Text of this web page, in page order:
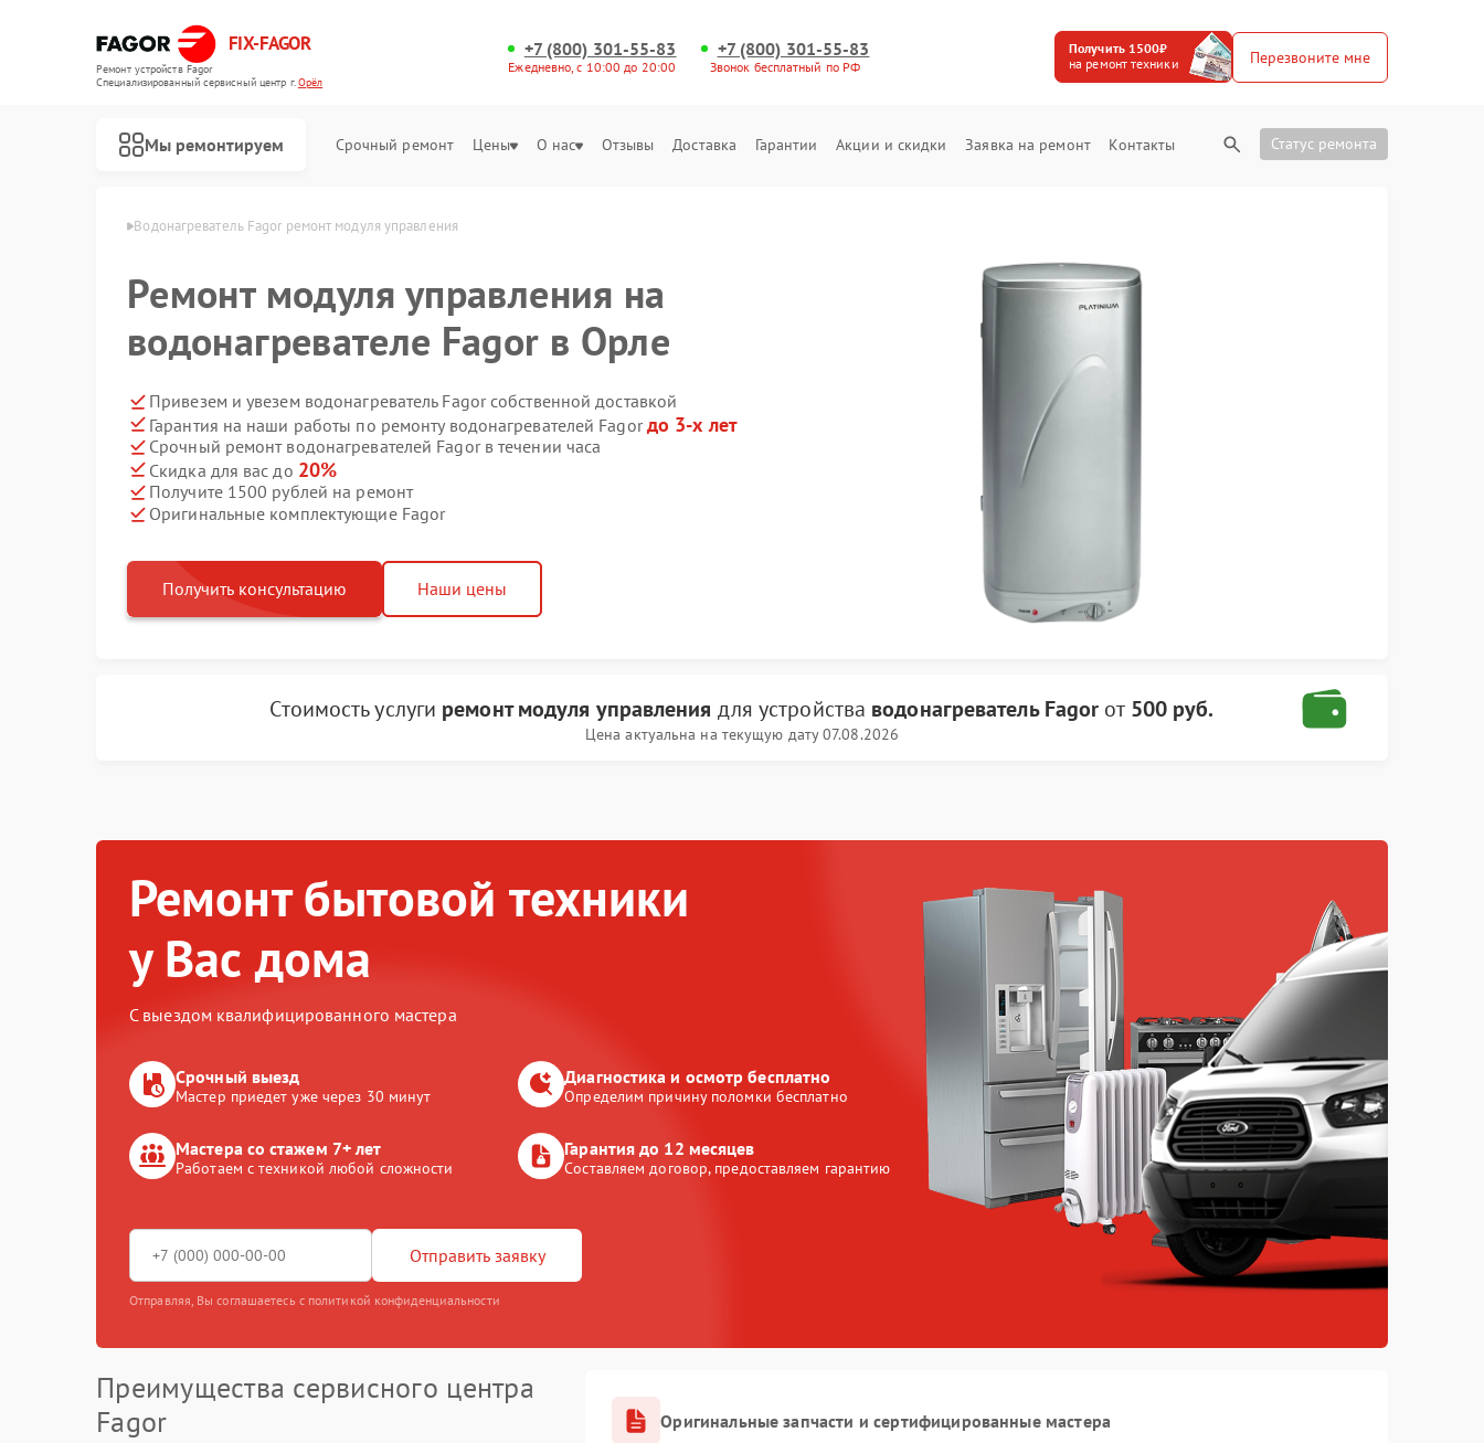
FIX-FAGOR
Ремонт устройств Fagor
Специализированный cервисный центр г.Орёл
+7 (800) 301-55-83
Ежедневно, с 10:00 до 20:00
+7 (800) 301-55-83
Звонок бесплатный по РФ
Получить 1500₽
на ремонт техники
Перезвоните мне
Мы ремонтируем Срочный ремонт Цены О нас Отзывы Доставка Гарантии Акции и скидки Заявка на ремонт Контакты Статус ремонта
Fagor в Орле Водонагреватель Fagor ремонт модуля управления
Ремонт модуля управления на
водонагревателе Fagor в Орле
Привезем и увезем водонагреватель Fagor собственной доставкой
Гарантия на наши работы по ремонту водонагревателей Fagorдо 3-х лет
Срочный ремонт водонагревателей Fagor в течении часа
Скидка для вас до 20%
Получите 1500 рублей на ремонт
Оригинальные комплектующие Fagor
Получить консультацию Наши цены
Стоимость услуги ремонт модуля управления для устройства водонагреватель Fagor от 500 руб.
Цена актуальна на текущую дату 07.08.2026
Ремонт бытовой техники
у Вас дома
С выездом квалифицированного мастера
Срочный выезд
Мастер приедет уже через 30 минут
Диагностика и осмотр бесплатно
Определим причину поломки бесплатно
Мастера со стажем 7+ лет
Работаем с техникой любой сложности
Гарантия до 12 месяцев
Составляем договор, предоставляем гарантию
Отправить заявку
Отправляя, Вы соглашаетесь с политикой конфиденциальности
Преимущества сервисного центра
Fagor
Оригинальные запчасти и сертифицированные мастера